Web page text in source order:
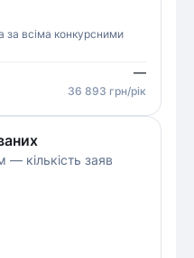
за всіма конкурсними
—
36 893 грн/рік
кількість заяв